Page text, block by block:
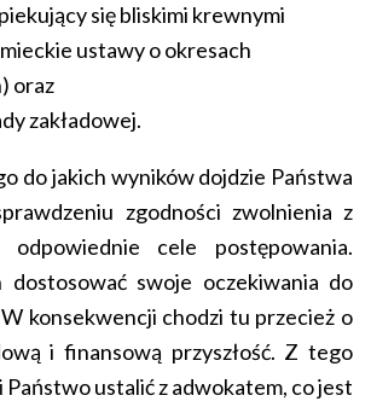
się bliskimi krewnymi
ustawy o okresach
oraz
zakładowej.
do jakich wyników dojdzie Państwa
zgodności zwolnienia z
odpowiednie cele postępowania.
dostosować swoje oczekiwania do
konsekwencji chodzi tu przecież o
i finansową przyszłość. Z tego
ustalić z adwokatem, co jest